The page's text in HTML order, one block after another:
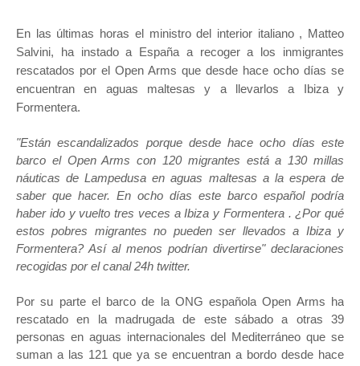
En las últimas horas el ministro del interior italiano , Matteo
Salvini, ha instado a España a recoger a los inmigrantes
rescatados por el Open Arms que desde hace ocho días se
encuentran en aguas maltesas y a llevarlos a Ibiza y
Formentera.
"Están escandalizados porque desde hace ocho días este
barco el Open Arms con 120 migrantes está a 130 millas
náuticas de Lampedusa en aguas maltesas a la espera de
saber que hacer. En ocho días este barco español podría
haber ido y vuelto tres veces a Ibiza y Formentera . ¿Por qué
estos pobres migrantes no pueden ser llevados a Ibiza y
Formentera? Así al menos podrían divertirse" declaraciones
recogidas por el canal 24h twitter.
Por su parte el barco de la ONG española Open Arms ha
rescatado en la madrugada de este sábado a otras 39
personas en aguas internacionales del Mediterráneo que se
suman a las 121 que ya se encuentran a bordo desde hace